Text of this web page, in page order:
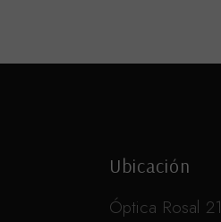
Ubicación
Óptica Rosal 21